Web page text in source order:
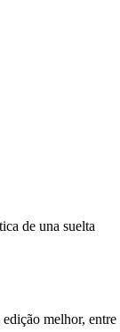
de una suelta
melhor, entre